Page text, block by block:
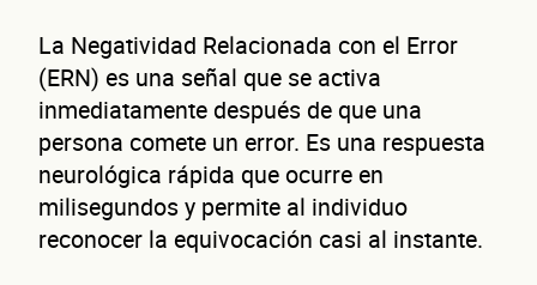
La Negatividad Relacionada con el Error
(ERN) es una señal que se activa
inmediatamente después de que una
persona comete un error. Es una respuesta
neurológica rápida que ocurre en
milisegundos y permite al individuo
reconocer la equivocación casi al instante.